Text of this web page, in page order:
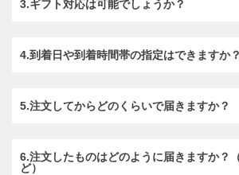
3.ギフト対応は可能でしょうか？
4.到着日や到着時間帯の指定はできますか？
5.注文してからどのくらいで届きますか？
6.注文したものはどのように届きますか？
ど）